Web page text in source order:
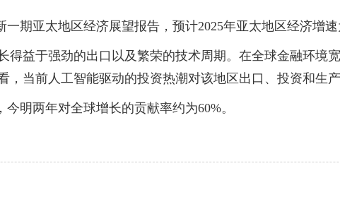
亚太地区经济展望报告，预计2025年亚太地区经济增速
益于强劲的出口以及繁荣的技术周期。在全球金融环境
当前人工智能驱动的投资热潮对该地区出口、投资和生
两年对全球增长的贡献率约为60%。